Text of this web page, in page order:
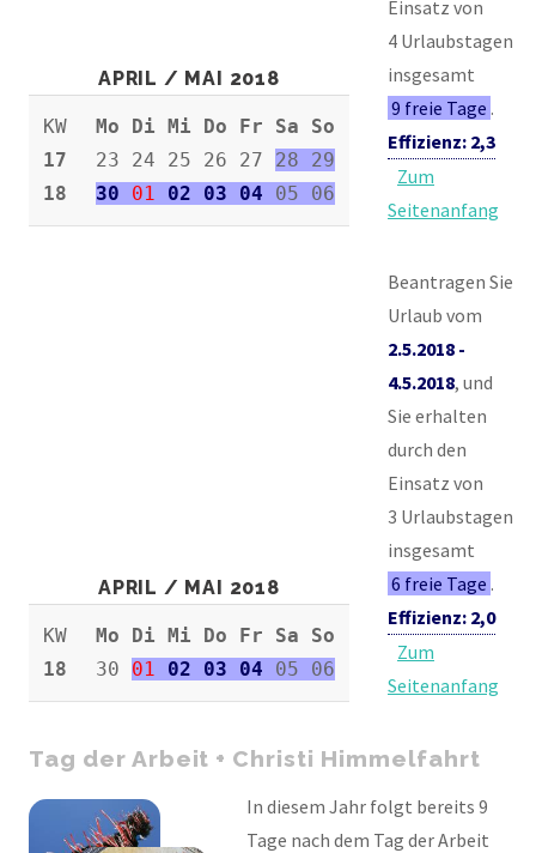
APRIL / MAI 2018
KW
17
18
Mo Di Mi Do Fr Sa So
23 24 25 26 27 28 29
30
01 02 03 04 05 06
Einsatz von
4 Urlaubstagen
insgesamt
9 freie Tage .
Effizienz: 2,3
Zum
Seitenanfang
APRIL / MAI 2018
KW
18
Mo Di Mi Do Fr Sa So
30 01 02 03 04 05 06
Beantragen Sie
Urlaub vom
2.5.2018 -
4.5.2018, und
Sie erhalten
durch den
Einsatz von
3 Urlaubstagen
insgesamt
6 freie Tage .
Effizienz: 2,0
Zum
Seitenanfang
Tag der Arbeit + Christi Himmelfahrt
In diesem Jahr folgt bereits 9
Tage nach dem Tag der Arbeit